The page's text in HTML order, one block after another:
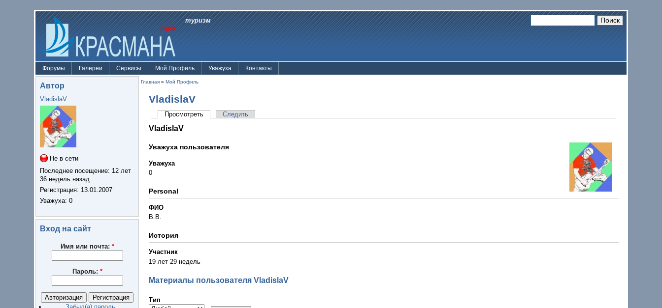
туризм
Форумы Галереи Сервисы Мой Профиль Уважуха Контакты
Автор
VladislaV
Не в сети
Последнее посещение: 12 лет
36 недель назад
Регистрация: 13.01.2007
Уважуха: 0
Вход на сайт
Имя или почта: *
Пароль: *
Главная » Мой Профиль
VladislaV
Просмотреть Следить
VladislaV
Уважуха пользователя
Уважуха
0
Personal
ФИО
В.В.
История
Участник
19 лет 29 недель
Материалы пользователя VladislaV
Тип